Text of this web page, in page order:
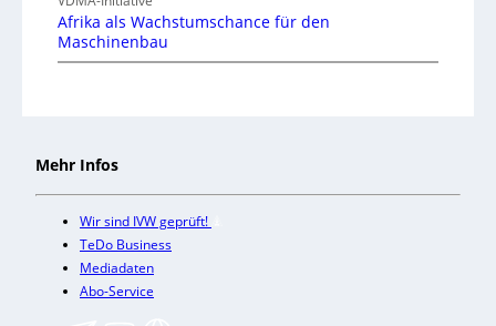
Afrika als Wachstumschance für den
Maschinenbau
Mehr Infos
Wir sind IVW geprüft!
TeDo Business
Mediadaten
Abo-Service